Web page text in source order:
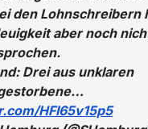
den Lohnschreibern
aber noch
Drei aus unklaren
HFI65v15p5